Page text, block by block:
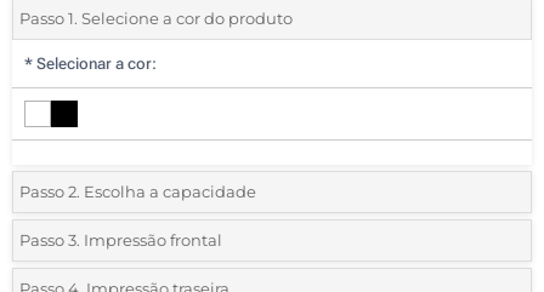
Passo 1. Selecione a cor do produto
* Selecionar a cor:
Passo 2. Escolha a capacidade
1 GB
2 GB
Passo 3. Impressão frontal
*Selecione a técnica de personalização e o número de cores do seu
Passo 4. Impressão traseira